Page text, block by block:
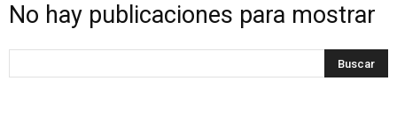
No hay publicaciones para mostrar